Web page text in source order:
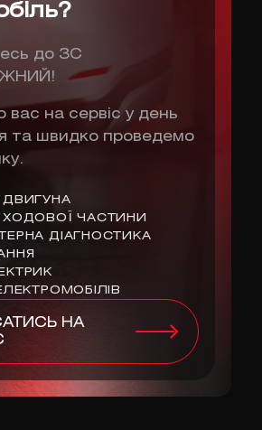
до ЗС
на сервіс у день
та швидко проведемо
ЧАСТИНИ
ДІАГНОСТИКА
НА